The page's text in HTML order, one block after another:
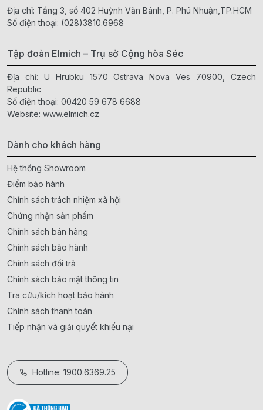
Địa chỉ: Tầng 3, số 402 Huỳnh Văn Bánh, P. Phú Nhuận,TP.HCM
Số điện thoại: (028)3810.6968
Tập đoàn Elmich – Trụ sở Cộng hòa Séc
Địa chỉ: U Hrubku 1570 Ostrava Nova Ves 70900, Czech
Republic
Số điện thoại: 00420 59 678 6688
Website: www.elmich.cz
Dành cho khách hàng
Hệ thống Showroom
Điểm bảo hành
Chính sách trách nhiệm xã hội
Chứng nhận sản phẩm
Chính sách bán hàng
Chính sách bảo hành
Chính sách đổi trả
Chính sách bảo mật thông tin
Tra cứu/kích hoạt bảo hành
Chính sách thanh toán
Tiếp nhận và giải quyết khiếu nại
Hotline: 1900.6369.25